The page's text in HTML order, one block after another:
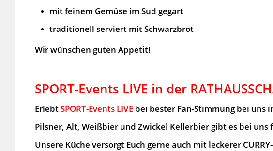
mit feinem Gemüse im Sud gegart
traditionell serviert mit Schwarzbrot
Wir wünschen guten Appetit!
SPORT-Events LIVE in der
ErlebtSPORT-Events LIVE bei bester Fan-Stimmung bei uns
Pilsner, Alt, Weißbier und Zwickel Kellerbier gibt es bei uns
Unsere Küche versorgt Euch gerne auch mit leckerer